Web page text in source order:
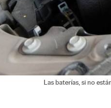
Las baterías, si no